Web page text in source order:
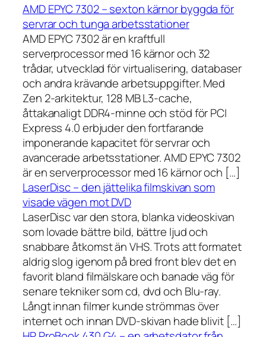
AMD EPYC 7302 – sexton kärnor byggda för
servrar och tunga arbetsstationer
AMD EPYC 7302 är en kraftfull
serverprocessor med 16 kärnor och 32
trådar, utvecklad för virtualisering, databaser
och andra krävande arbetsuppgifter. Med
Zen 2-arkitektur, 128 MB L3-cache,
åttakanaligt DDR4-minne och stöd för PCI
Express 4.0 erbjuder den fortfarande
imponerande kapacitet för servrar och
avancerade arbetsstationer. AMD EPYC 7302
är en serverprocessor med 16 kärnor och […]
LaserDisc – den jättelika filmskivan som
visade vägen mot DVD
LaserDisc var den stora, blanka videoskivan
som lovade bättre bild, bättre ljud och
snabbare åtkomst än VHS. Trots att formatet
aldrig slog igenom på bred front blev det en
favorit bland filmälskare och banade väg för
senare tekniker som cd, dvd och Blu-ray.
Långt innan filmer kunde strömmas över
internet och innan DVD-skivan hade blivit […]